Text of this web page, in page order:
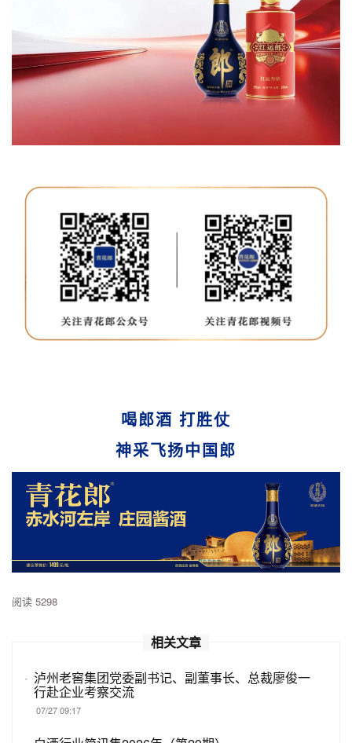
喝郎酒 打胜仗
神采飞扬中国郎
阅读 5298
相关文章
· 泸州老窖集团党委副书记、副董事长、总裁廖俊一
行赴企业考察交流
07/27 09:17